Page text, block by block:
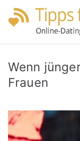
Zum
Inhalt
Wenn
Frauen